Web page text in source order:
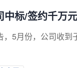
标/签约千万
5月份，公司收